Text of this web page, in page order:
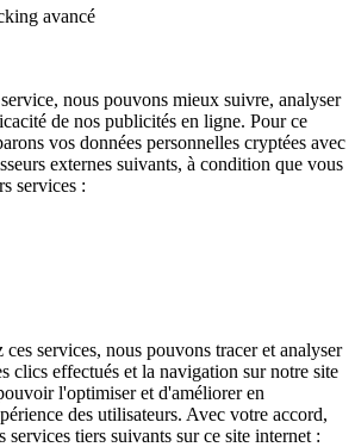
avancé
nous pouvons mieux suivre, analyser
de nos publicités en ligne. Pour ce
vos données personnelles cryptées avec
externes suivants, à condition que vous
services :
ces services, nous pouvons tracer et analyser
clics effectués et la navigation sur notre site
l'optimiser et d'améliorer en
des utilisateurs. Avec votre accord,
services tiers suivants sur ce site internet :